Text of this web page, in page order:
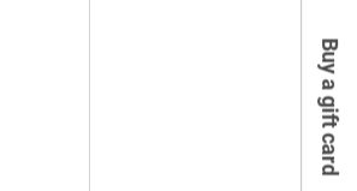
Buy a gift card